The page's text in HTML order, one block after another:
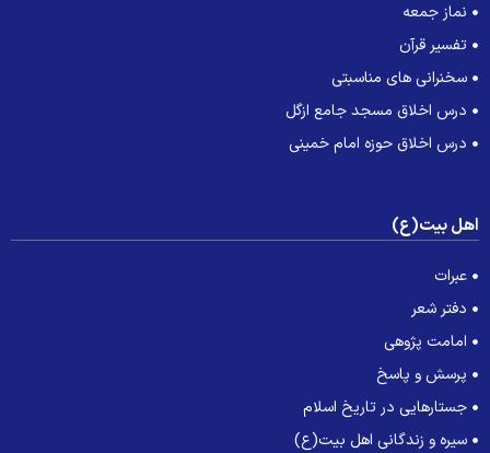
نماز جمعه
تفسیر قرآن
سخنرانی های مناسبتی
درس اخلاق مسجد جامع ازگل
درس اخلاق حوزه امام خمینی
بیت(ع)
عبرات
دفتر شعر
امامت پژوهی
پرسش و پاسخ
جستارهایی در تاریخ اسلام
سیره و زندگانی اهل بیت(ع)